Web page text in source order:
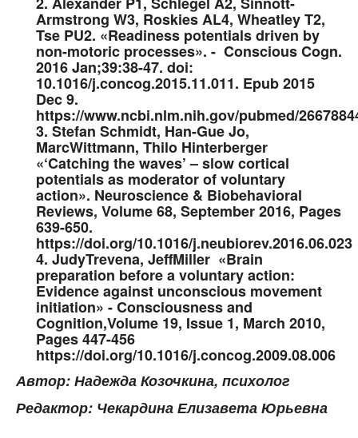
Armstrong W3, Roskies AL4, Wheatley T2,
Tse PU2. «Readiness potentials driven by
non-motoric processes». - Conscious Cogn.
2016 Jan;39:38-47. doi:
10.1016/j.concog.2015.11.011. Epub 2015
Dec 9.
https://www.ncbi.nlm.nih.gov/pubmed/
3. Stefan Schmidt, Han-Gue Jo,
MarcWittmann, Thilo Hinterberger
«‘Catching the waves’ – slow cortical
potentials as moderator of voluntary
action». Neuroscience & Biobehavioral
Reviews, Volume 68, September 2016, Pages
639-650.
https://doi.org/10.1016/j.neubiorev.2016.06.023
4. JudyTrevena, JeffMiller «Brain
preparation before a voluntary action:
Evidence against unconscious movement
initiation» - Consciousness and
Cognition,Volume 19, Issue 1, March 2010,
Pages 447-456
https://doi.org/10.1016/j.concog.2009.08.006
Автор: Надежда Козочкина, психолог
Редактор: Чекардина Елизавета Юрьевна